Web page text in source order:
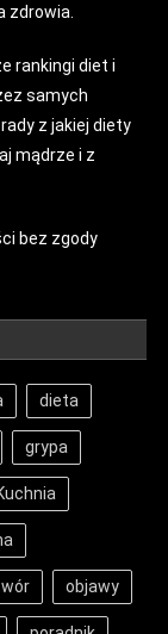
zdrowia.
rankingi diet i
samych
z jakiej diety
mądrze i z
bez zgody
dieta
grypa
objawy